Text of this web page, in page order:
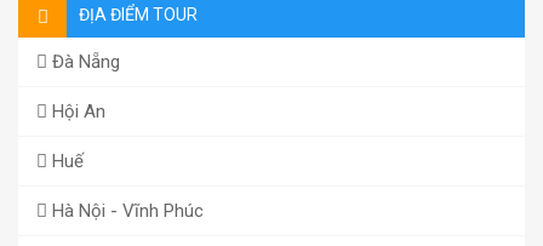
ĐỊA ĐIỂM TOUR
Đà Nẵng
Hội An
Huế
Hà Nội - Vĩnh Phúc